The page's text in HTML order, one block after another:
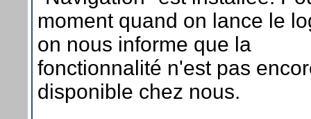
moment quand on lance le
on nous informe que la
fonctionnalité n'est pas
disponible chez nous.